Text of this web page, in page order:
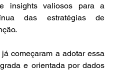
insights valiosos para a
das estratégias de
começaram a adotar essa
e orientada por dados